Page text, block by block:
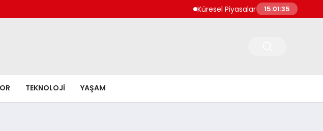
Küresel Piyasalar Jeopolitik Riskler ve
15:01:35
TEKNOLOJI YAŞAM